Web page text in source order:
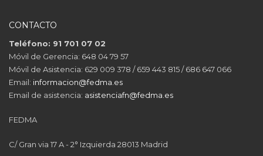
CONTACTO
Teléfono: 91 701 07 02
Móvil de Gerencia: 648 04 79 57
Móvil de Asistencia: 629 009 378 / 659 443 815 / 686 647 066
Email: informacion@fedma.es
Email de asistencia: asistenciafn@fedma.es
FEDMA
C/ Gran via 17 A - 2° Izquierda 28013 Madrid